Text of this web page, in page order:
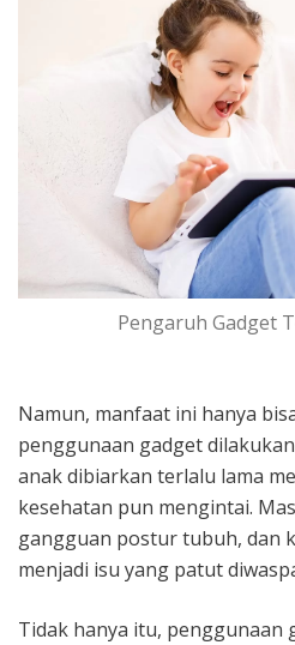
Pengaruh Gadget
Namun, manfaat ini hanya
penggunaan gadget
anak dibiarkan terlalu lama
kesehatan pun mengintai.
gangguan postur tubuh, dan
menjadi isu yang patut
Tidak hanya itu, penggunaan